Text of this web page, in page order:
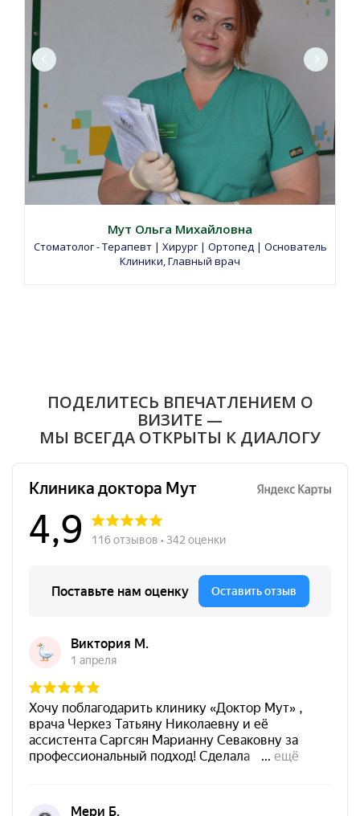
Мут Ольга Михайловна
Стоматолог - Терапевт | Хирург | Ортопед | Основатель
Клиники, Главный врач
ПОДЕЛИТЕСЬ ВПЕЧАТЛЕНИЕМ О
ВИЗИТЕ —
МЫ ВСЕГДА ОТКРЫТЫ К ДИАЛОГУ